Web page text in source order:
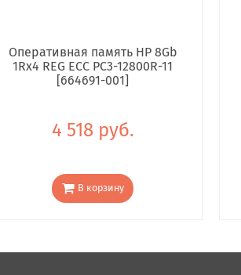
Оперативная память HP 8Gb
1Rx4 REG ECC PC3-12800R-11
[664691-001]
4 518 руб.
В корзину